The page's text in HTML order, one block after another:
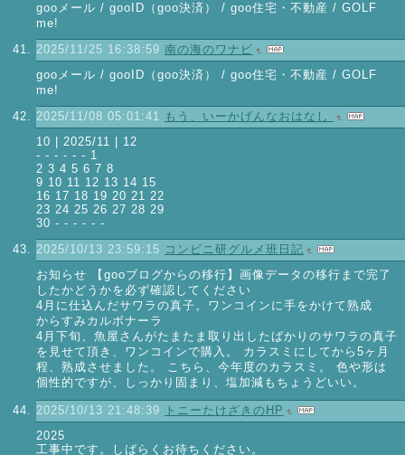
gooメール / gooID（goo決済） / goo住宅・不動産 / GOLF
me!
2025/11/25 16:38:59 南の海のワナビ
gooメール / gooID（goo決済） / goo住宅・不動産 / GOLF
me!
2025/11/08 05:01:41 もう、いーかげんなおはなし
10 | 2025/11 | 12
- - - - - - 1
2 3 4 5 6 7 8
9 10 11 12 13 14 15
16 17 18 19 20 21 22
23 24 25 26 27 28 29
30 - - - - - -
2025/10/13 23:59:15 コンビニ研グルメ班日記
お知らせ 【gooブログからの移行】画像データの移行まで完了
したかどうかを必ず確認してください
4月に仕込んだサワラの真子。ワンコインに手をかけて熟成
からすみカルボナーラ
4月下旬、魚屋さんがたまたま取り出したばかりのサワラの真子
を見せて頂き、ワンコインで購入。 カラスミにしてから5ヶ月
程、熟成させました。 こちら、今年度のカラスミ。 色や形は
個性的ですが、しっかり固まり、塩加減もちょうどいい。
2025/10/13 21:48:39
トニーたけざきのHP
2025
工事中です。しばらくお待ちください。